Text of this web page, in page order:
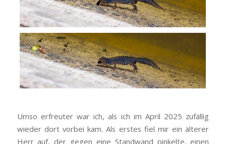
Umso erfreuter war ich, als ich im April 2025 zufällig
wieder dort vorbei kam. Als erstes fiel mir ein älterer
Herr auf, der gegen eine Standwand pinkelte, einen